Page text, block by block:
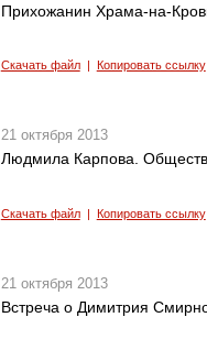
Прихожанин Храма-на-
Скачать файл| Копировать ссылку
21 октября 2013
Людмила Карпова.
Скачать файл| Копировать ссылку
21 октября 2013
Встреча о Димитрия